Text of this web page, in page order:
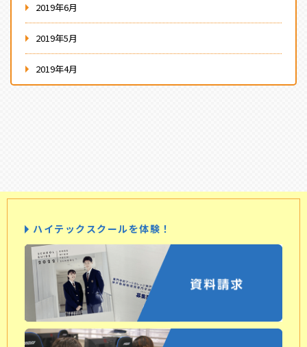
2019年6月
2019年5月
2019年4月
ハイテックスクールを体験！